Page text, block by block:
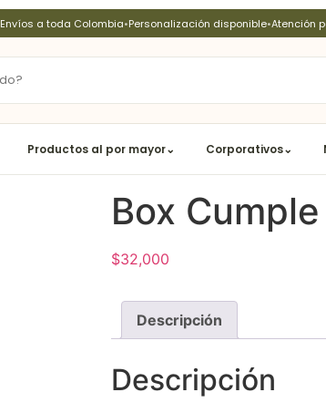
Envíos a toda Colombia•Personalización disponible•Atención
Productos al por mayor⌄ Corporativos⌄
Box
$32,000
Descripción
Descripción